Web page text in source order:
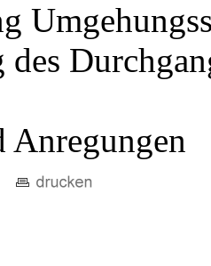
des
Anregungen